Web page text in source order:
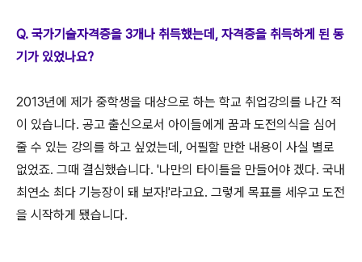
Q. 국가기술자격증을 3개나 취득했는데, 자격증을 취득하게 된 동
기가 있었나요?
2013년에 제가 중학생을 대상으로 하는 학교 취업강의를 나간 적
이 있습니다. 공고 출신으로서 아이들에게 꿈과 도전의식을 심어
줄 수 있는 강의를 하고 싶었는데, 어필할 만한 내용이 사실 별로
없었죠. 그때 결심했습니다. '나만의 타이틀을 만들어야 겠다. 국내
최연소 최다 기능장이 돼 보자!'라고요. 그렇게 목표를 세우고 도전
을 시작하게 됐습니다.